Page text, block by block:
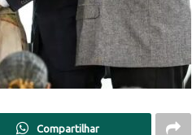
Compartilhar